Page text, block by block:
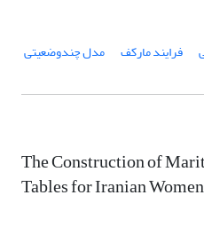
فرایند مارکف مدل چندوضعیتی
The Construction of
Tables for Iranian Women